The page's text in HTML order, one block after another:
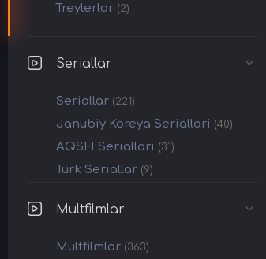
Treylerlar (2)
Seriallar
Seriallar (221)
Janubiy Koreya Seriallari (40)
AQSH Seriallari (31)
Turk Seriallar (9)
Multfilmlar
Multfilmlar (363)